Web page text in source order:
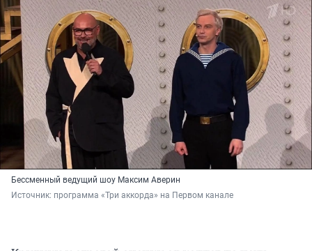
Бессменный ведущий шоу Максим Аверин
Источник: программа «Три аккорда» на Первом канале